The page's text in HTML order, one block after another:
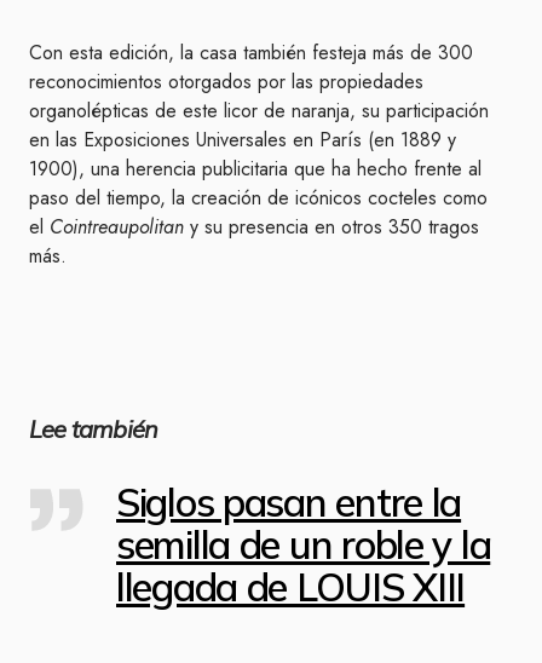
Con esta edición, la casa también festeja más de 300
reconocimientos otorgados por las propiedades
organolépticas de este licor de naranja, su participación
en las Exposiciones Universales en París (en 1889 y
1900), una herencia publicitaria que ha hecho frente al
paso del tiempo, la creación de icónicos cocteles como
el Cointreaupolitan y su presencia en otros 350 tragos
más.
Lee también
Siglos pasan entre la
semilla de un roble y la
llegada de LOUIS XIII